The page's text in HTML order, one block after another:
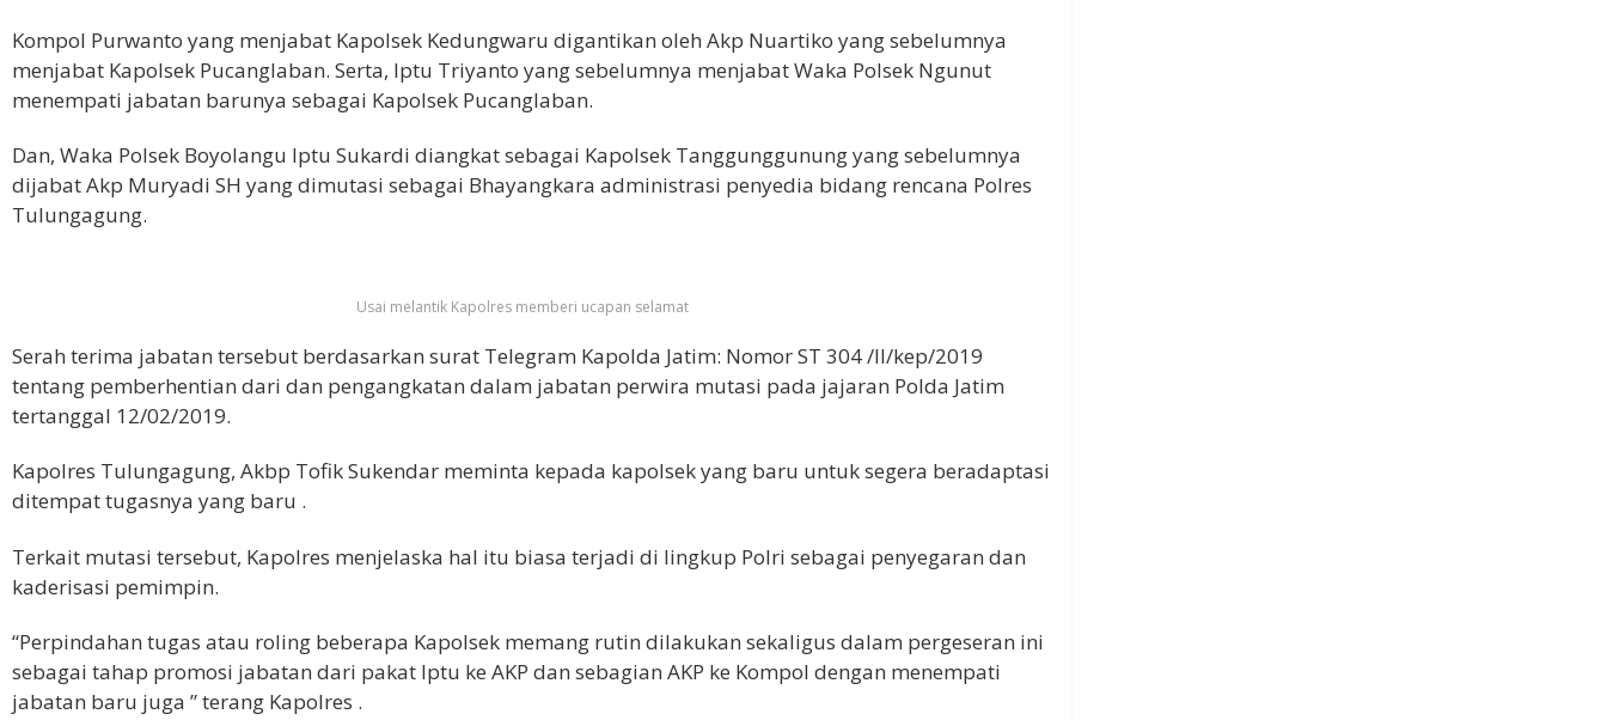
Kompol Purwanto yang menjabat Kapolsek Kedungwaru digantikan oleh Akp Nuartiko yang sebelumnya
menjabat Kapolsek Pucanglaban. Serta, Iptu Triyanto yang sebelumnya menjabat Waka Polsek Ngunut
menempati jabatan barunya sebagai Kapolsek Pucanglaban.
Dan, Waka Polsek Boyolangu Iptu Sukardi diangkat sebagai Kapolsek Tanggunggunung yang sebelumnya
dijabat Akp Muryadi SH yang dimutasi sebagai Bhayangkara administrasi penyedia bidang rencana Polres
Tulungagung.
Usai melantik Kapolres memberi ucapan selamat
Serah terima jabatan tersebut berdasarkan surat Telegram Kapolda Jatim: Nomor ST 304 /II/kep/2019
tentang pemberhentian dari dan pengangkatan dalam jabatan perwira mutasi pada jajaran Polda Jatim
tertanggal 12/02/2019.
Kapolres Tulungagung, Akbp Tofik Sukendar meminta kepada kapolsek yang baru untuk segera beradaptasi​
ditempat tugasnya yang baru .
Terkait mutasi tersebut, Kapolres ​me​njelaska hal itu biasa terjadi di lingkup Polri sebagai penyegaran dan
kaderisasi pemimpin.​
“Perpindahan tugas atau roling beberapa Kapolsek memang rutin dilakukan sekaligus dalam pergeseran ini
sebagai tahap promosi jabatan dari pakat Iptu ke AKP dan sebagian AKP ke Kompol dengan menempati
jabatan baru juga ” terang Kapolres .